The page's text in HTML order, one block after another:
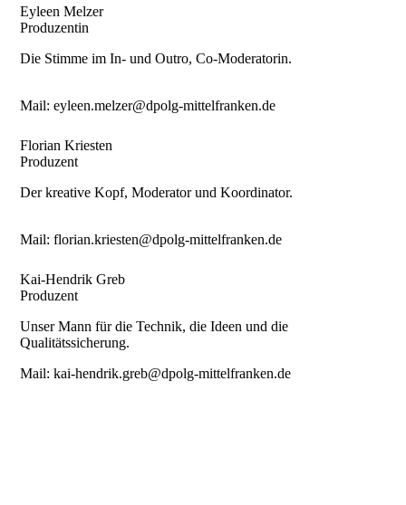
Eyleen Melzer
Produzentin
Die Stimme im In- und Outro, Co-Moderatorin.
Mail: eyleen.melzer@dpolg-mittelfranken.de
Florian Kriesten
Produzent
Der kreative Kopf, Moderator und Koordinator.
Mail: florian.kriesten@dpolg-mittelfranken.de
Kai-Hendrik Greb
Produzent
Unser Mann für die Technik, die Ideen und die
Qualitätssicherung.
Mail: kai-hendrik.greb@dpolg-mittelfranken.de